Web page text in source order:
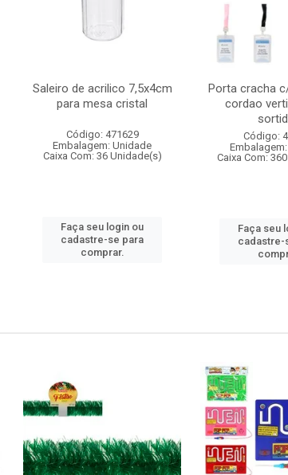
Saleiro de acrilico 7,5x4cm
para mesa cristal
Código: 471629
Embalagem: Unidade
Caixa Com: 36 Unidade(s)
Faça seu login ou
cadastre-se para
comprar.
Porta cracha
cordao
Código:
Caixa Com:
Faça seu
cadastre-